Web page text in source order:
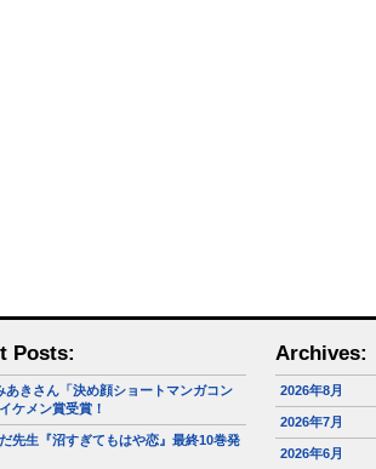
Posts:
あきさん「決め顔ショートマンガコン
ケメン賞受賞！
先生『沼すぎてもはや恋』最終10巻発
Archives:
2026年8月
2026年7月
2026年6月